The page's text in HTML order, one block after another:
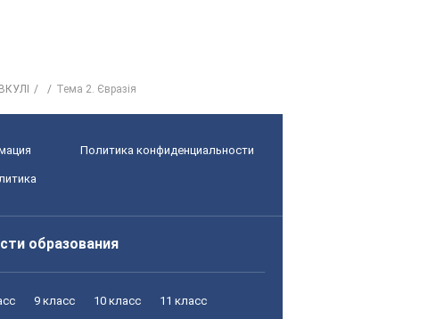
Тема 2. Євразія
Политика конфиденциальности
образования
9 класс 10 класс 11 класс